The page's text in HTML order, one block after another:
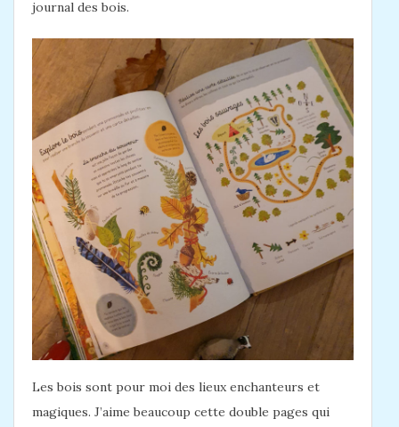
journal des bois.
Les bois sont pour moi des lieux enchanteurs et
magiques. J’aime beaucoup cette double pages qui